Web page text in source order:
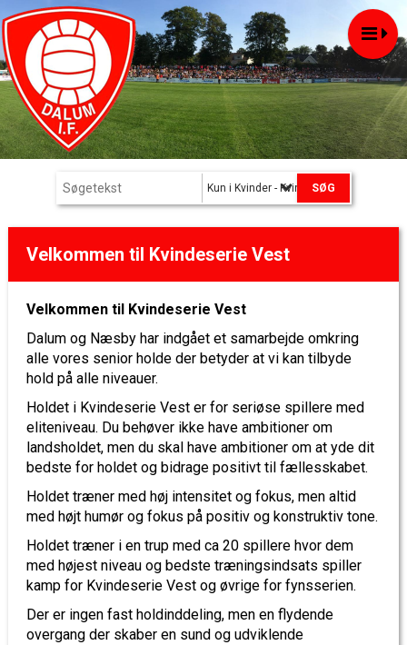
Kun i Kvinder - Kvindeserie Vest
Velkommen til Kvindeserie Vest
Velkommen til Kvindeserie Vest
Dalum og Næsby har indgået et samarbejde omkring
alle vores senior holde der betyder at vi kan tilbyde
hold på alle niveauer.
Holdet i Kvindeserie Vest er for seriøse spillere med
eliteniveau. Du behøver ikke have ambitioner om
landsholdet, men du skal have ambitioner om at yde dit
bedste for holdet og bidrage positivt til fællesskabet.
Holdet træner med høj intensitet og fokus, men altid
med højt humør og fokus på positiv og konstruktiv tone.
Holdet træner i en trup med ca 20 spillere hvor dem
med højest niveau og bedste træningsindsats spiller
kamp for Kvindeserie Vest og øvrige for fynsserien.
Der er ingen fast holdinddeling, men en flydende
overgang der skaber en sund og udviklende